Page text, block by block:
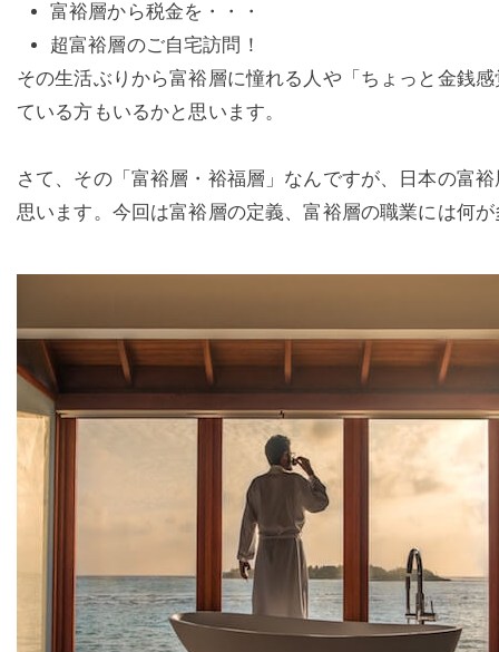
富裕層から税金を・・・
超富裕層のご自宅訪問！
その生活ぶりから富裕層に憧れる人や「ちょっと金銭
ている方もいるかと思います。
さて、その「富裕層・裕福層」なんですが、日本の富
思います。今回は富裕層の定義、富裕層の職業には何